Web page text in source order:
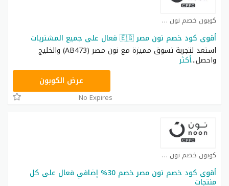
كوبون خصم نون كوبون
أقوى كود خصم نون مصر 🇪🇬 فعال على جميع المشتريات
استعد لتجربة تسوق مميزة مع نون مصر (AB473) والخليج
واحصل...أكثر
AB473عرض الكوبون
No Expires
كوبون خصم نون كوبون
أقوى كود خصم نون مصر خصم 30% إضافي فعال على كل
منتجات